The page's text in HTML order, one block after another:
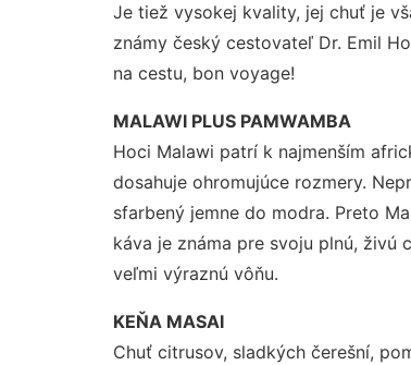
Je tiež vysokej kvality, jej chuť je
známy český cestovateľ Dr. Emil
na cestu, bon voyage!
MALAWI PLUS PAMWAMBA
Hoci Malawi patrí k najmenším
dosahuje ohromujúce rozmery.
sfarbený jemne do modra. Preto
káva je známa pre svoju plnú, živú
veľmi výraznú vôňu.
KEŇA MASAI
Chuť citrusov, sladkých čerešní,